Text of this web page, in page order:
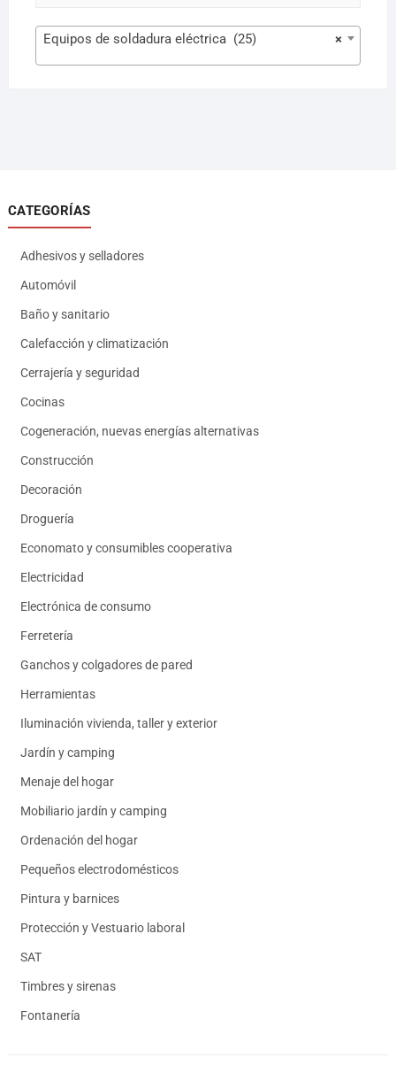
×
Equipos de soldadura eléctrica (25)
CATEGORÍAS
Adhesivos y selladores
Automóvil
Baño y sanitario
Calefacción y climatización
Cerrajería y seguridad
Cocinas
Cogeneración, nuevas energías alternativas
Construcción
Decoración
Droguería
Economato y consumibles cooperativa
Electricidad
Electrónica de consumo
Ferretería
Ganchos y colgadores de pared
Herramientas
Iluminación vivienda, taller y exterior
Jardín y camping
Menaje del hogar
Mobiliario jardín y camping
Ordenación del hogar
Pequeños electrodomésticos
Pintura y barnices
Protección y Vestuario laboral
SAT
Timbres y sirenas
Fontanería